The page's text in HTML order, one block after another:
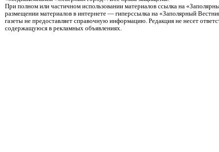
При полном или частичном использовании материалов ссылка на
размещении материалов в интернете — гиперссылка на «Заполярный
газеты не предоставляет справочную информацию. Редакция не несет
содержащуюся в рекламных объявлениях.